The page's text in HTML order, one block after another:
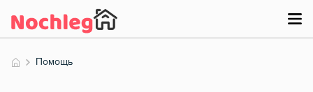
Помощь